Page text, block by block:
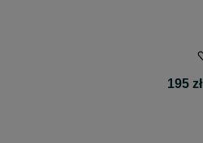
195 zł